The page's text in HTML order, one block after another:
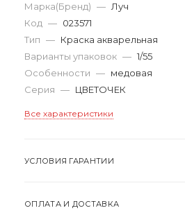
Марка(Бренд) — Луч
Код — 023571
Тип — Краска акварельная
Варианты упаковок — 1/55
Особенности — медовая
Серия — ЦВЕТОЧЕК
Все характеристики
УСЛОВИЯ ГАРАНТИИ
ОПЛАТА И ДОСТАВКА